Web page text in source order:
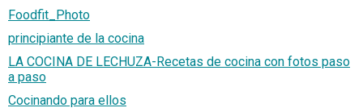
Foodfit_Photo
principiante de la cocina
LA COCINA DE LECHUZA-Recetas de cocina con fotos paso
a paso
Cocinando para ellos